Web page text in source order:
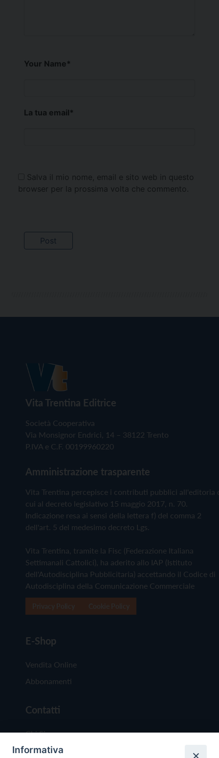
Your Name*
La tua email*
Salva il mio nome, email e sito web in questo
browser per la prossima volta che commento.
Vita Trentina Editrice
Società Cooperativa
Via Monsignor Endrici, 14 – 38122 Trento
P.IVA e C.F. 00199960220
Amministrazione trasparente
Vita Trentina percepisce i contributi pubblici all'editoria
cui al decreto legislativo 15 maggio 2017, n. 70.
Indicazione resa ai sensi della lettera f) del comma 2
dell'art. 5 del medesimo decreto Lgs.
Vita Trentina, tramite la Fisc (Federazione Italiana
Settimanali Cattolici), ha aderito allo IAP (Istituto
dell'Autodisciplina Pubblicitaria) accettando il Codice di
Autodisciplina della Comunicazione Commerciale
E-Shop
Vendita Online
Abbonamenti
Contatti
Chi Siamo
Redazione
Informativa